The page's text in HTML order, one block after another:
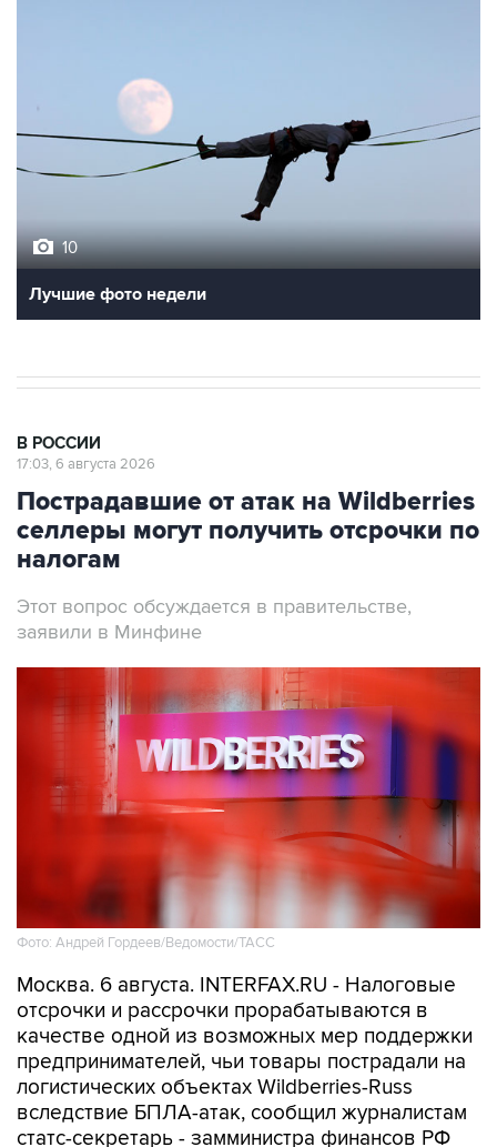
10
Лучшие фото недели
В РОССИИ
17:03, 6 августа 2026
Пострадавшие от атак на Wildberries
селлеры могут получить отсрочки по
налогам
Этот вопрос обсуждается в правительстве,
заявили в Минфине
Фото: Андрей Гордеев/Ведомости/ТАСС
Москва. 6 августа. INTERFAX.RU - Налоговые
отсрочки и рассрочки прорабатываются в
качестве одной из возможных мер поддержки
предпринимателей, чьи товары пострадали на
логистических объектах Wildberries-Russ
вследствие БПЛА-атак, сообщил журналистам
статс-секретарь - замминистра финансов РФ